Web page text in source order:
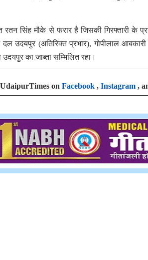
रतन सिंह मौके से फरार है जिसकी गिरफ्तारी के
दल उदयपुर (अतिरिक्त प्रभार), गोपीलाल आबकारी
उदयपुर का जाब्ता सम्मिलित रहा।
on Facebook , Instagram ,